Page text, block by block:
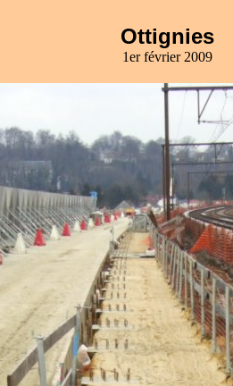
Ottignies
1er février 2009